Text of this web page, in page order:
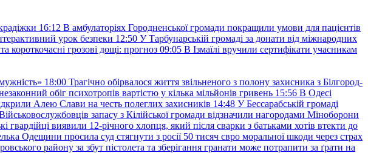
16:12 В амбулаторіях Городненської громади покращили умови для пацієнтів
урок безпеки 12:50 У Тарбунарській громаді за донати від міжнародних
короткочасні грозові дощі: прогноз 09:05 В Ізмаїлі вручили сертифікати учасникам
18:00 Трагічно обірвалося життя звільненого з полону захисника з Білгород-
обіг психотропів вартістю у кілька мільйонів гривень 15:56 В Одесі
Алею Слави на честь полеглих захисників 14:48 У Бессарабській громаді
запасу з Кілійської громади відзначили нагородами Міноборони
гвардійці виявили 12-річного хлопця, який після сварки з батьками хотів втекти до
Одещини просила суд стягнути з росії 50 тисяч євро моральної шкоди через страх
району за збут пістолета та зберігання гранати може потрапити за ґрати на